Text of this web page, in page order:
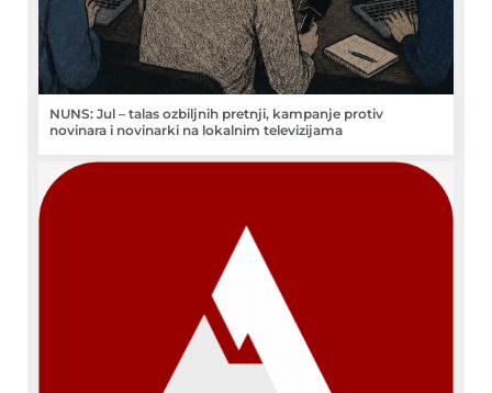
NUNS: Jul – talas ozbiljnih pretnji, kampanje protiv
novinara i novinarki na lokalnim televizijama